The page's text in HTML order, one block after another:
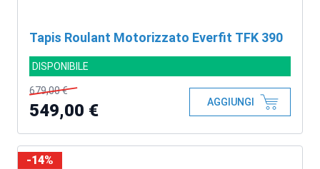
Tapis Roulant Motorizzato Everfit TFK 390
DISPONIBILE
679,00 €
549,00 € AGGIUNGI
-14%